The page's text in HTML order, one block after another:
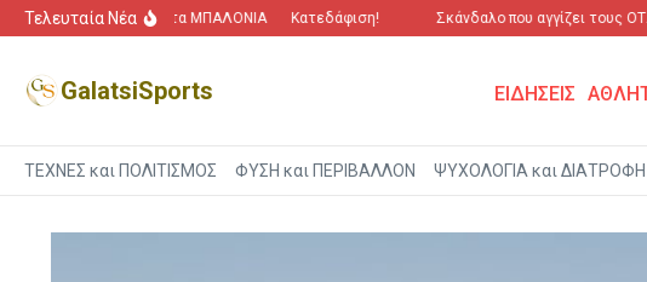
Μετάβαση στο περιεχόμενο
Τελευταία Νέα
“Πόλεμος” για τα ΜΠΑΛΟΝΙΑ Κατεδάφιση! Σκάνδαλο που αγγίζει τους ΟΤΑ!
GalatsiSports ΕΙΔΗΣΕΙΣ
ΤΕΧΝΕΣ και ΠΟΛΙΤΙΣΜΟΣ ΦΥΣΗ και ΠΕΡΙΒΑΛΛΟΝ ΨΥΧΟΛΟΓΙΑ και ΔΙΑΤΡΟΦΗ